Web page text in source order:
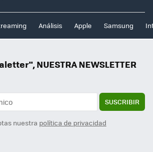
Análisis Apple Samsung
NUESTRA NEWSLETTER
SUSCRIBIR
nuestra política de privacidad